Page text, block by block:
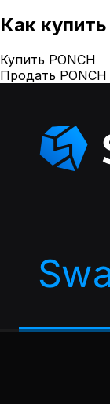
Как
Купить PONCH
Продать PONCH